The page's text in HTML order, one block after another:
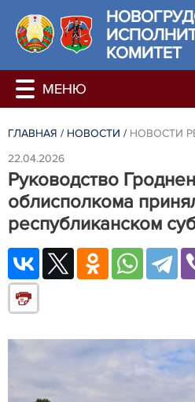
КОМИТЕТ
ГЛАВНАЯ / НОВОСТИ / НОВОСТИ
22.04.2026
Руководство
облисполкома
республиканском